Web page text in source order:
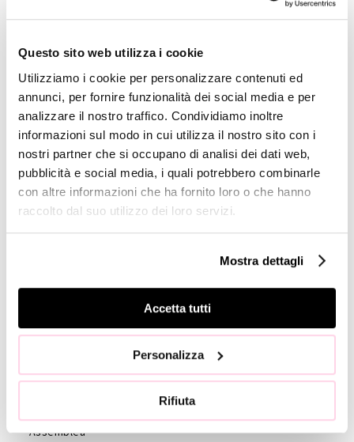
Questo sito web utilizza i cookie
Utilizziamo i cookie per personalizzare contenuti ed
annunci, per fornire funzionalità dei social media e per
analizzare il nostro traffico. Condividiamo inoltre
informazioni sul modo in cui utilizza il nostro sito con i
nostri partner che si occupano di analisi dei dati web,
pubblicità e social media, i quali potrebbero combinarle
con altre informazioni che ha fornito loro o che hanno
raccolto dal suo utilizzo dei loro servizi.
Mostra dettagli
Accetta tutti
Personalizza
Rifiuta
Reports
Copertura
Analisti
Company
Profile
GOVERNANCE
Consiglio di
Amministrazione
Condotta
revisione
Assemblea